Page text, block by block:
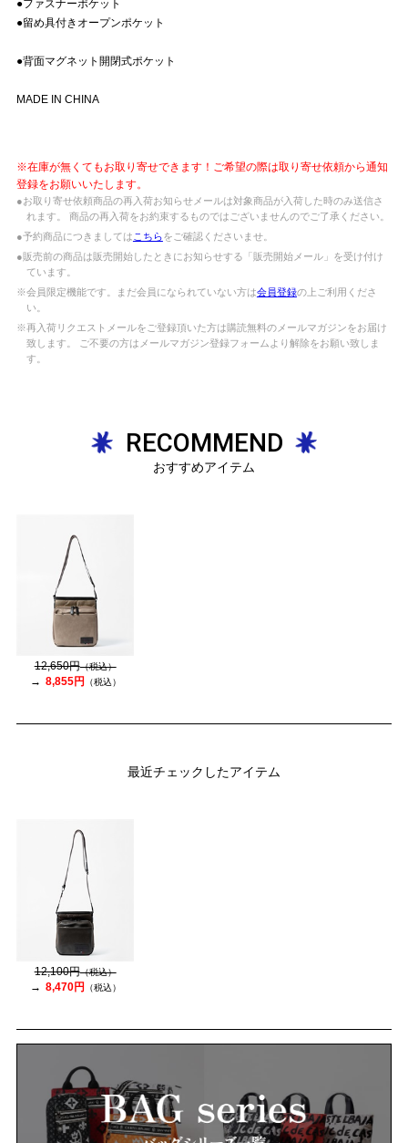
●ファスナーポケット
●留め具付きオープンポケット
●背面マグネット開閉式ポケット
MADE IN CHINA
※在庫が無くてもお取り寄せできます！ご希望の際は取り寄せ依頼から通知
登録をお願いいたします。
●お取り寄せ依頼商品の再入荷お知らせメールは対象商品が入荷した時のみ送信さ
れます。 商品の再入荷をお約束するものではございませんのでご了承ください。
●予約商品につきましては こちらをご確認くださいませ。
●販売前の商品は販売開始したときにお知らせする「販売開始メール」を受け付け
ています。
※会員限定機能です。まだ会員になられていない方は会員登録の上ご利用くださ
い。
※再入荷リクエストメールをご登録頂いた方は購読無料のメールマガジンをお届け
致します。 ご不要の方はメールマガジン登録フォームより解除をお願い致しま
す。
RECOMMEND
おすすめアイテム
12,650円（税込）
8,855円 （税込）
最近チェックしたアイテム
12,100円（税込）
8,470円 （税込）